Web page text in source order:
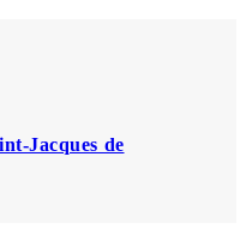
Jacques de